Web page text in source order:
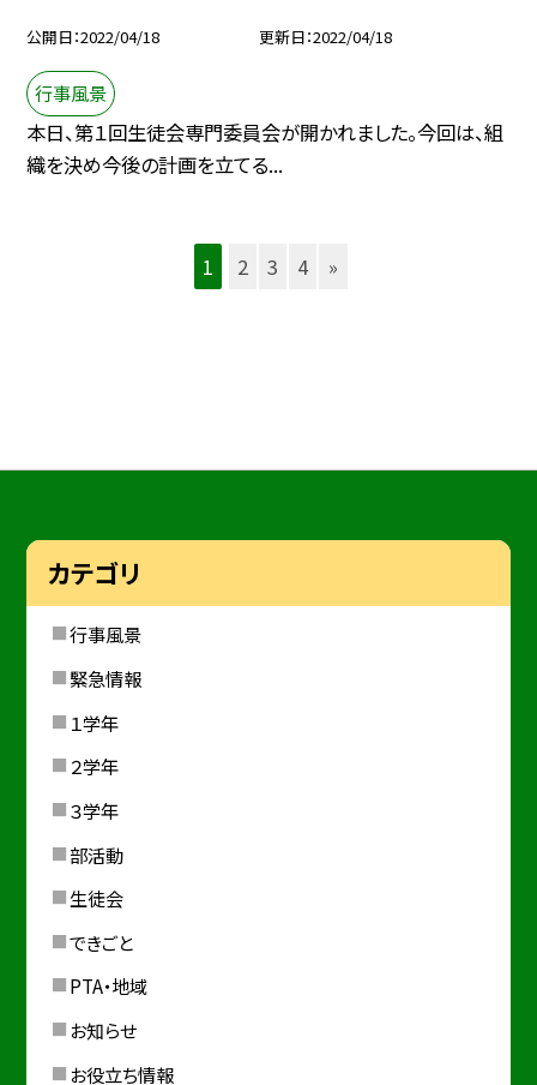
公開日 2022/04/18 更新日 2022/04/18
行事風景
本日、第１回生徒会専門委員会が開かれました。今回は、組
織を決め今後の計画を立てる...
1 2 3 4 »
カテゴリ
行事風景
緊急情報
１学年
２学年
３学年
部活動
生徒会
できごと
PTA・地域
お知らせ
お役立ち情報